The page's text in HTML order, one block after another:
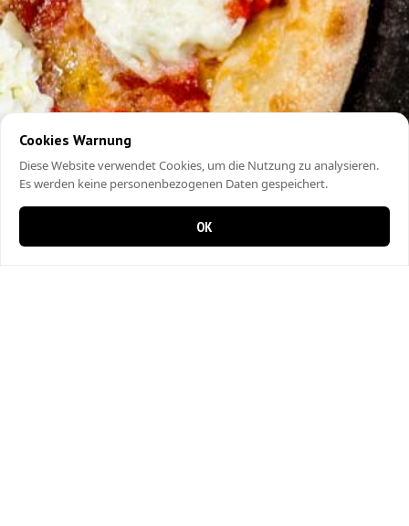
Cookies Warnung
Diese Website verwendet Cookies, um die Nutzung zu analysieren.
Es werden keine personenbezogenen Daten gespeichert.
OK